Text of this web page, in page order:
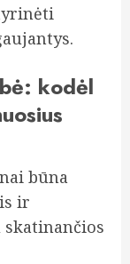
kodėl
būna
ir